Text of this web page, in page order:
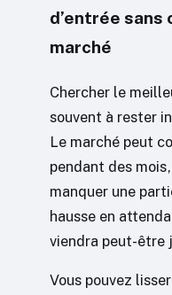
d’entrée sans
marché
Chercher le
souvent à rester
Le marché peut
pendant des
manquer une
hausse en
viendra peut-être
Vous pouvez